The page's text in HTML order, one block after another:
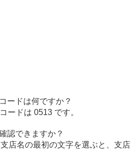
ードは何ですか？
ードは 0513 です。
認できますか？
店名の最初の文字を選ぶと、支店